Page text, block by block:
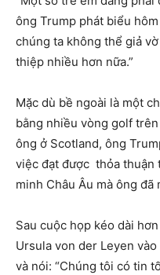
ông Trump phát biểu
chúng ta không thể giả
thiệp nhiều hơn nữa.”
Mặc dù bề ngoài là một
bằng nhiều vòng golf
ông ở Scotland, ông
việc đạt được thỏa thuận
minh Châu Âu mà ông đã
Sau cuộc họp kéo dài
Ursula von der Leyen
và nói: “Chúng tôi có tin